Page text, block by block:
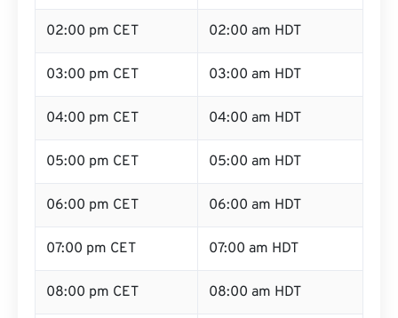
02:00 pm CET 02:00 am HDT
03:00 pm CET 03:00 am HDT
04:00 pm CET 04:00 am HDT
05:00 pm CET 05:00 am HDT
06:00 pm CET 06:00 am HDT
07:00 pm CET 07:00 am HDT
08:00 pm CET 08:00 am HDT